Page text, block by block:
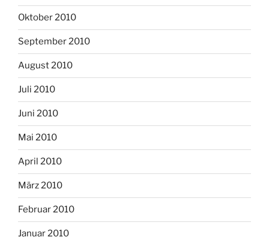
Oktober 2010
September 2010
August 2010
Juli 2010
Juni 2010
Mai 2010
April 2010
März 2010
Februar 2010
Januar 2010